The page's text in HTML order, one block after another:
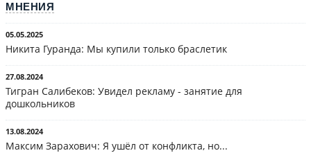
МНЕНИЯ
05.05.2025
Никита Гуранда: Мы купили только браслетик
27.08.2024
Тигран Салибеков: Увидел рекламу - занятие для
дошкольников
13.08.2024
Максим Зарахович: Я ушёл от конфликта, но...